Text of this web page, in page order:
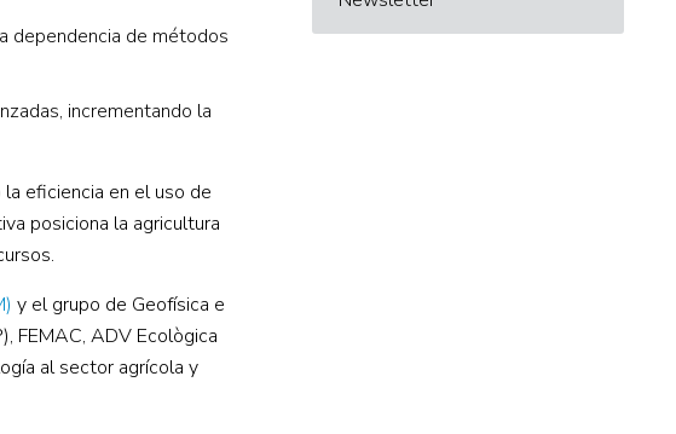
dependencia de métodos
incrementando la
eficiencia en el uso de
posiciona la agricultura
y el grupo de Geofísica e
FEMAC, ADV Ecològica
al sector agrícola y